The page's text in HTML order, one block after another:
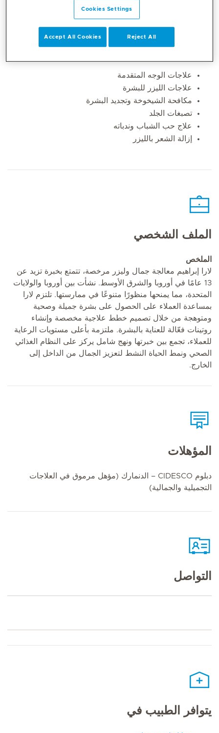
المهارات الأساسية
علاجات الوجه المتقدمة
علاجات الليزر للبشرة
مكافحة الشيخوخة وتجديد البشرة
تصبغات الجلد
علاج حب الشباب وندباته
إزالة الشعر بالليزر
الملف الشخصي
الملخص
لارا إبراهيم معالجة جمال وليزر مرخصة، تتمتع بخبرة تزيد عن
13 عامًا في أوروبا والشرق الأوسط. نشأت بين أوروبا والولايات
المتحدة، مما يمنحها منظورًا متنوعًا في ممارستها. تلتزم لارا
بمساعدة العملاء على الحصول على بشرة جميلة وصحية
ومتوهجة من خلال تصميم خطط علاجية مخصصة وإنشاء
روتينات فعّالة للعناية بالبشرة. ملتزمة بأعلى مستويات الرعاية
للعملاء، تجمع بين خبرتها ونهج شامل يركز على النظام الغذائي
الصحي ونمط الحياة النشط لتعزيز الجمال من الداخل إلى
الخارج.
المؤهلات
دبلوم CIDESCO – الدنمارك (مؤهل مرموق في العلاجات
التجميلية والجمالية)
التواصل
يتوافر الطبيب في
Cookies Settings
Reject All
Accept All Cookies